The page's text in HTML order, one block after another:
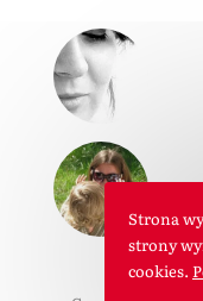
Strona
strony
cookies.